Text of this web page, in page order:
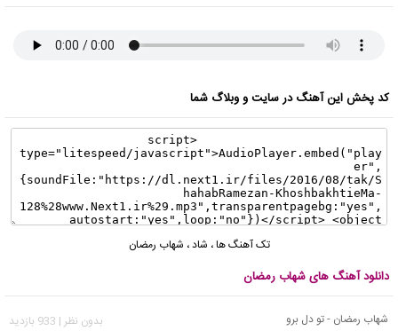
کد پخش این آهنگ در سایت و وبلاگ شما
تک آهنگ ها، شاد، شهاب رمضان
دانلود آهنگ های شهاب رمضان
شهاب رمضان - تو دل برو
بدون نظر | 933 بازدید